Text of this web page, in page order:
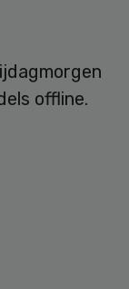
offline.